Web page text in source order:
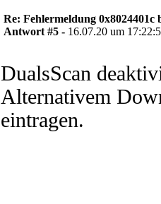
Re: Fehlermeldung 0x8024401c
Antwort #5 - 16.07.20 um
DualsScan
Alternativem
eintragen.